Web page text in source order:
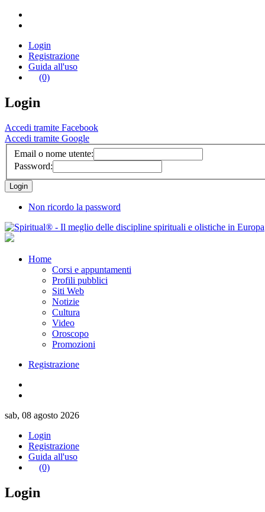
Login
Registrazione
Guida all'uso
(0)
Login
Accedi tramite Facebook
Accedi tramite Google
Email o nome utente:
Password:
Non ricordo la password
Home
Corsi e appuntamenti
Profili pubblici
Siti Web
Notizie
Cultura
Video
Oroscopo
Promozioni
Registrazione
sab, 08 agosto 2026
Login
Registrazione
Guida all'uso
(0)
Login